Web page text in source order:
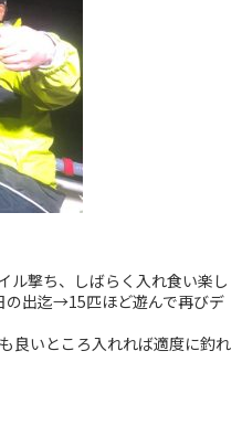
ル撃ち、しばらく入れ食い楽し
の出迄→15匹ほど遊んで再びデ
良いところ入れれば適度に釣れ